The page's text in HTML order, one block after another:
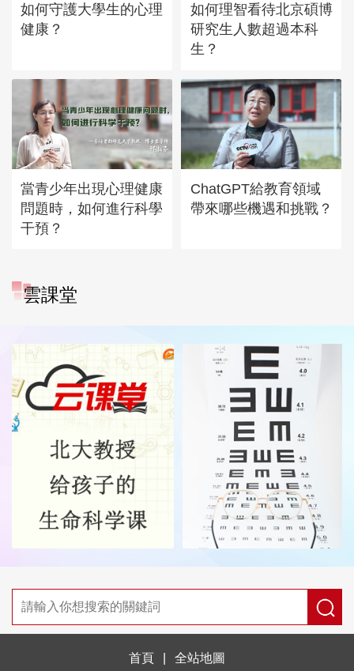
如何守護大學生的心理
健康？
如何理智看待北京碩博
研究生人數超過本科
生？
當青少年出現心理健康
問題時，如何進行科學
干預？
ChatGPT給教育領域
帶來哪些機遇和挑戰？
雲課堂
首頁 全站地圖